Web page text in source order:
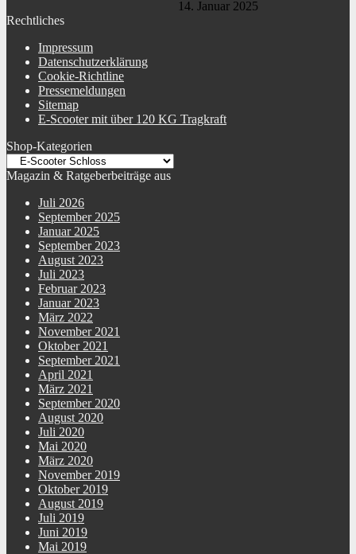
14. Januar 2025
Rechtliches
Impressum
Datenschutzerklärung
Cookie-Richtline
Pressemeldungen
Sitemap
E-Scooter mit über 120 KG Tragkraft
Shop-Kategorien
Magazin & Ratgeberbeiträge aus
Juli 2026
September 2025
Januar 2025
September 2023
August 2023
Juli 2023
Februar 2023
Januar 2023
März 2022
November 2021
Oktober 2021
September 2021
April 2021
März 2021
September 2020
August 2020
Juli 2020
Mai 2020
März 2020
November 2019
Oktober 2019
August 2019
Juli 2019
Juni 2019
Mai 2019